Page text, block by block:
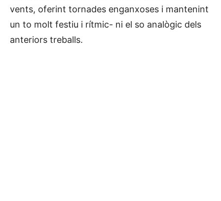
vents, oferint tornades enganxoses i mantenint
un to molt festiu i rítmic- ni el so analògic dels
anteriors treballs.